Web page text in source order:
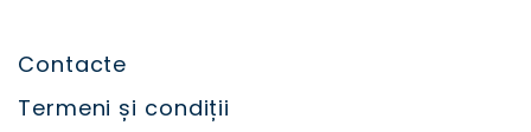
Contacte
Termeni și condiții